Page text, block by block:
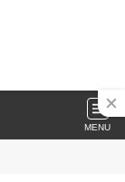
MENU